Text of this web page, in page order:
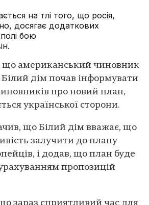
на тлі того, що росія,
досягає додаткових
полі бою
що американський чиновник
дім почав інформувати
про новий план,
української сторони.
що Білий дім вважає, що
залучити до плану
і додав, що план буде
пропозицій